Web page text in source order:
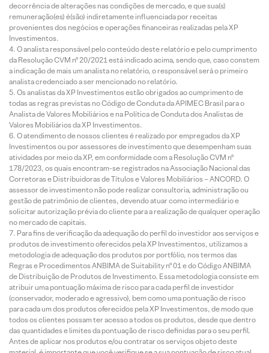
decorrência de alterações nas condições de mercado, e que sua(s)
remuneração(es) é(são) indiretamente influenciada por receitas
provenientes dos negócios e operações financeiras realizadas pela XP
Investimentos.
O analista responsável pelo conteúdo deste relatório e pelo cumprimento
da Resolução CVM nº 20/2021 está indicado acima, sendo que, caso constem
a indicação de mais um analista no relatório, o responsável será o primeiro
analista credenciado a ser mencionado no relatório.
Os analistas da XP Investimentos estão obrigados ao cumprimento de
todas as regras previstas no Código de Conduta da APIMEC Brasil para o
Analista de Valores Mobiliários e na Política de Conduta dos Analistas de
Valores Mobiliários da XP Investimentos.
O atendimento de nossos clientes é realizado por empregados da XP
Investimentos ou por assessores de investimento que desempenham suas
atividades por meio da XP, em conformidade com a Resolução CVM nº
178/2023, os quais encontram-se registrados na Associação Nacional das
Corretoras e Distribuidoras de Títulos e Valores Mobiliários – ANCORD. O
assessor de investimento não pode realizar consultoria, administração ou
gestão de patrimônio de clientes, devendo atuar como intermediário e
solicitar autorização prévia do cliente para a realização de qualquer operação
no mercado de capitais.
Para fins de verificação da adequação do perfil do investidor aos serviços e
produtos de investimento oferecidos pela XP Investimentos, utilizamos a
metodologia de adequação dos produtos por portfólio, nos termos das
Regras e Procedimentos ANBIMA de Suitability nº 01 e do Código ANBIMA
de Distribuição de Produtos de Investimento. Essa metodologia consiste em
atribuir uma pontuação máxima de risco para cada perfil de investidor
(conservador, moderado e agressivo), bem como uma pontuação de risco
para cada um dos produtos oferecidos pela XP Investimentos, de modo que
todos os clientes possam ter acesso a todos os produtos, desde que dentro
das quantidades e limites da pontuação de risco definidas para o seu perfil.
Antes de aplicar nos produtos e/ou contratar os serviços objeto deste